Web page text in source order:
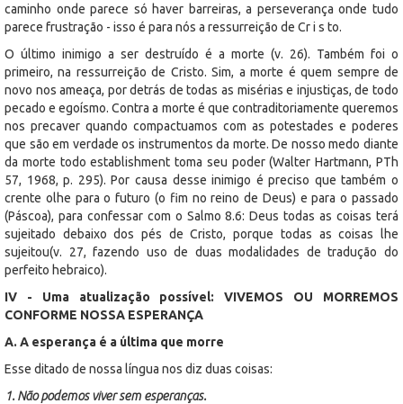
caminho onde parece só haver barreiras, a perseverança onde tudo
parece frustração - isso é para nós a ressurreição de Cr i s to.
O último inimigo a ser destruído é a morte (v. 26). Também foi o
primeiro, na ressurreição de Cristo. Sim, a morte é quem sempre de
novo nos ameaça, por detrás de todas as misérias e injustiças, de todo
pecado e egoísmo. Contra a morte é que contraditoriamente queremos
nos precaver quando compactuamos com as potestades e poderes
que são em verdade os instrumentos da morte. De nosso medo diante
da morte todo establishment toma seu poder (Walter Hartmann, PTh
57, 1968, p. 295). Por causa desse inimigo é preciso que também o
crente olhe para o futuro (o fim no reino de Deus) e para o passado
(Páscoa), para confessar com o Salmo 8.6: Deus todas as coisas terá
sujeitado debaixo dos pés de Cristo, porque todas as coisas lhe
sujeitou(v. 27, fazendo uso de duas modalidades de tradução do
perfeito hebraico).
IV - Uma atualização possível: VIVEMOS OU MORREMOS
CONFORME NOSSA ESPERANÇA
A. A esperança é a última que morre
Esse ditado de nossa língua nos diz duas coisas:
1. Não podemos viver sem esperanças.